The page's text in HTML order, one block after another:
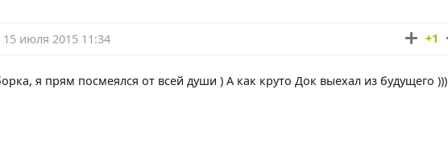
15 июля 2015 11:34 +1
я прям посмеялся от всей души ) А как круто Док выехал из будущего )))